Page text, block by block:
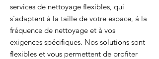
services de nettoyage flexibles, qui
s'adaptent à la taille de votre espace, à la
fréquence de nettoyage et à vos
exigences spécifiques. Nos solutions sont
flexibles et vous permettent de profiter